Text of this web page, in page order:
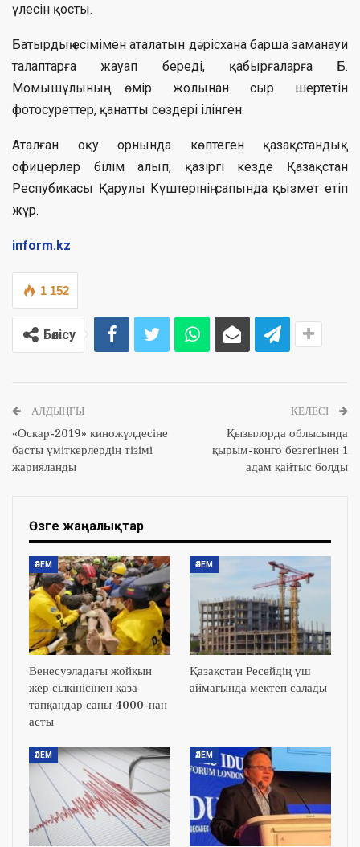
үлесін қосты.
Батырдың есімімен аталатын дәрісхана барша заманауи
талаптарға жауап береді, қабырғаларға Б.
Момышұлының өмір жолынан сыр шертетін
фотосуреттер, қанатты сөздері ілінген.
Аталған оқу орнында көптеген қазақстандық
офицерлер білім алып, қазіргі кезде Қазақстан
Респубикасы Қарулы Күштерінің сапында қызмет етіп
жүр.
inform.kz
1 152
Бөлісу
АЛДЫҢҒЫ
«Оскар-2019» киножүлдесіне
басты үміткерлердің тізімі
жарияланды
КЕЛЕСІ
Қызылорда облысында
қырым-конго безгегінен 1
адам қайтыс болды
Өзге жаңалықтар
ӘЛЕМ
Венесуэладағы жойқын
жер сілкінісінен қаза
тапқандар саны 4000-нан
асты
ӘЛЕМ
Қазақстан Ресейдің үш
аймағында мектеп салады
ӘЛЕМ ӘЛЕМ